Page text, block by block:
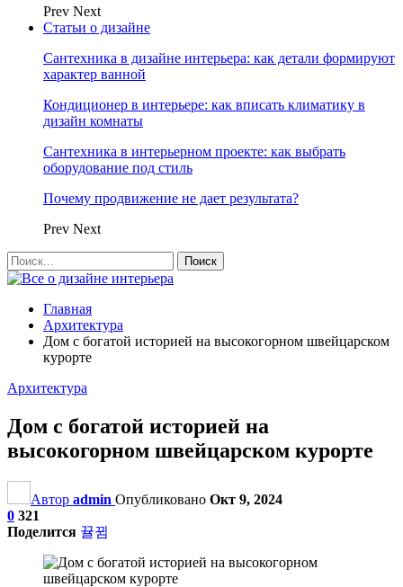
Prev Next
Статьи о дизайне
Сантехника в дизайне интерьера: как детали формируют
характер ванной
Кондиционер в интерьере: как вписать климатику в
дизайн комнаты
Сантехника в интерьерном проекте: как выбрать
оборудование под стиль
Почему продвижение не дает результата?
Prev Next
Главная
Архитектура
Дом с богатой историей на высокогорном швейцарском
курорте
Архитектура
Дом с богатой историей на
высокогорном швейцарском курорте
Автор admin Опубликовано Окт 9, 2024
0 321
Поделится